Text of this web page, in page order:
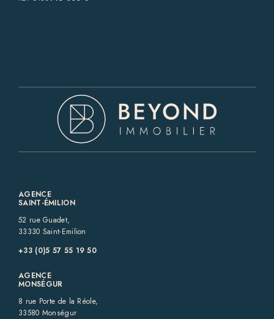
AGENCE
SAINT-ÉMILION
52 rue Guadet,
33330 Saint-Emilion
+33 (0)5 57 55 19 50‬
AGENCE
MONSÉGUR
8 rue Porte de la Réole,
33580 Monségur